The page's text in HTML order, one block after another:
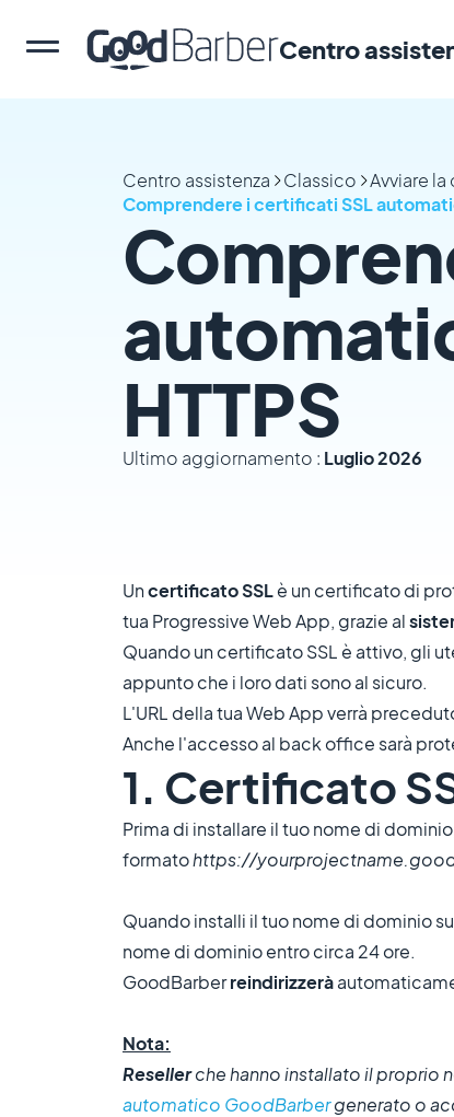
Centro
Centro assistenza Classico Avviare
Comprendere i certificati SSL
HTTPS
Ultimo aggiornamento : Luglio 2026
Uncertificato SSLè un certificato di
tua Progressive Web App, grazie al
Quando un certificato SSL è attivo, gli
appunto che i loro dati sono al sicuro.
L'URL della tua Web App verrà
Anche l'accesso al back office sarà
1. Certificato
Prima di installare il tuo nome di
formatohttps://
Quando installi il tuo nome di dominio
nome di dominio entro circa 24 ore.
GoodBarberreindirizzerà
Nota:
Resellerche hanno installato il proprio
automatico GoodBarbergenerato o